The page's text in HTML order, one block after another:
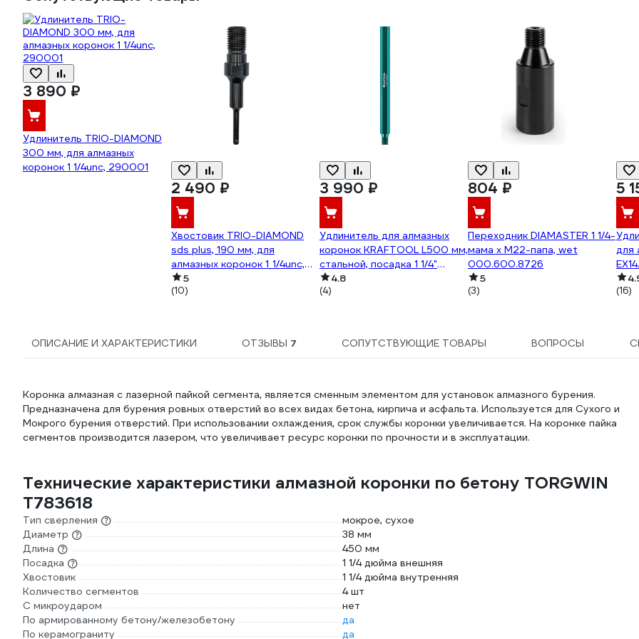
3 890 ₽
Удлинитель TRIO-DIAMOND
300 мм, для алмазных
коронок 1 1/4unc, 290001
2 490 ₽
Хвостовик TRIO-DIAMOND
sds plus, 190 мм, для
алмазных коронок 1_1/4unc,
290820
5
(10)
3 990 ₽
Удлинитель для алмазных
коронок KRAFTOOL L500 мм,
стальной, посадка 1 1/4"
29826-500
4.8
(4)
804 ₽
Переходник DIAMASTER 1 1/4-
мама х М22-папа, wet
000.600.8726
5
(3)
5
для
(16)
ОПИСАНИЕ И ХАРАКТЕРИСТИКИ ОТЗЫВЫ 7 СОПУТСТВУЮЩИЕ ТОВАРЫ ВОПРОСЫ
Коронка алмазная с лазерной пайкой сегмента, является сменным элементом для установок алмазного бурения.
Предназначена для бурения ровных отверстий во всех видах бетона, кирпича и асфальта. Используется для Сухого и
Мокрого бурения отверстий. При использовании охлаждения, срок службы коронки увеличивается. На коронке пайка
сегментов производится лазером, что увеличивает ресурс коронки по прочности и в эксплуатации.
Технические характеристики алмазной коронки по бетону TORGWIN
T783618
Тип сверления
мокрое, сухое
Диаметр
38 мм
Длина
450 мм
Посадка
1 1/4 дюйма внешняя
Хвостовик
1 1/4 дюйма внутренняя
Количество сегментов
4 шт
С микроударом
нет
По армированному бетону/железобетону
да
По керамограниту
да